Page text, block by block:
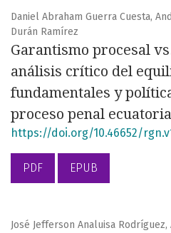
Daniel Abraham Guerra Cuesta,
Durán Ramírez
Garantismo procesal
análisis crítico del
fundamentales y
proceso penal
https://doi.org/10.46652/
PDF EPUB
José Jefferson Analuisa Rodríguez,